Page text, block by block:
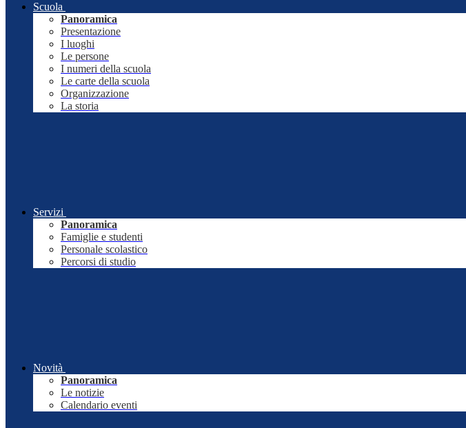
Scuola
Panoramica
Presentazione
I luoghi
Le persone
I numeri della scuola
Le carte della scuola
Organizzazione
La storia
Servizi
Panoramica
Famiglie e studenti
Personale scolastico
Percorsi di studio
Novità
Panoramica
Le notizie
Calendario eventi